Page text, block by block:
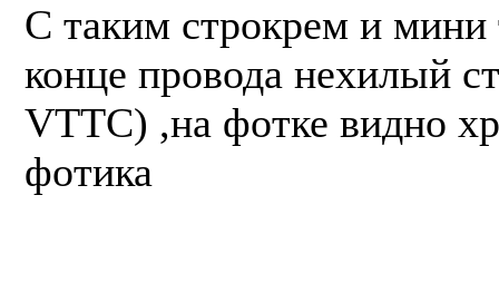
С таким строкрем и мини
конце провода нехилый
VTTC) ,на фотке видно
фотика